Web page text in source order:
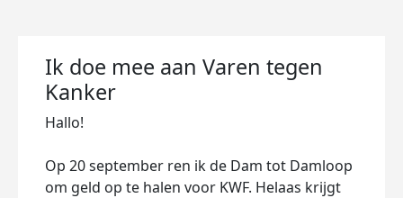
Ik doe mee aan Varen tegen
Kanker
Hallo!
Op 20 september ren ik de Dam tot Damloop
om geld op te halen voor KWF. Helaas krijgt